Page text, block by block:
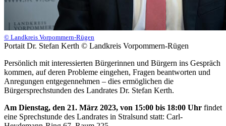
© Landkreis Vorpommern-Rügen
Portait Dr. Stefan Kerth © Landkreis Vorpommern-Rügen
Persönlich mit interessierten Bürgerinnen und Bürgern ins Gespräch
kommen, auf deren Probleme eingehen, Fragen beantworten und
Anregungen entgegennehmen – dies ermöglichen die
Bürgersprechstunden des Landrates Dr. Stefan Kerth.
Am Dienstag, den 21. März 2023, von 15:00 bis 18:00 Uhr findet
eine Sprechstunde des Landrates in Stralsund statt: Carl-